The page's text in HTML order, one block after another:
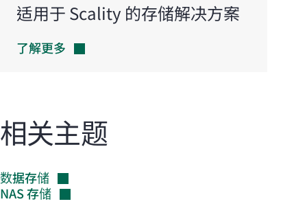
适用于 Scality 的存储解决方案
了解更多
相关主题
数据存储
NAS存储